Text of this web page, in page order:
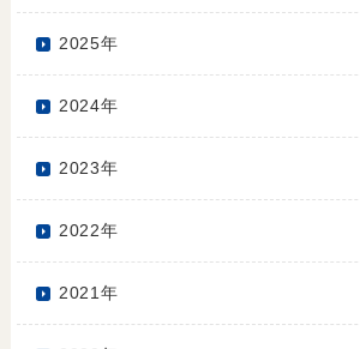
2025年
2024年
2023年
2022年
2021年